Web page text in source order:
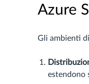
Azure
Gli ambienti
estendono